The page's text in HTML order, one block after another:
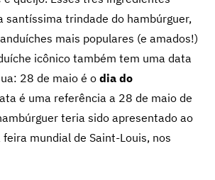
santíssima trindade do hambúrguer,
mais populares (e amados!)
icônico também tem uma data
28 de maio é o dia do
é uma referência a 28 de maio de
teria sido apresentado ao
mundial de Saint-Louis, nos